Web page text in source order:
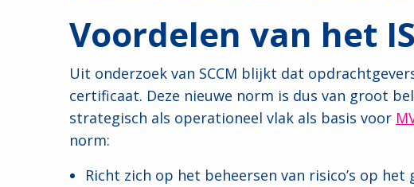
Voordelen van het
Uit onderzoek van SCCM blijkt dat
certificaat. Deze nieuwe norm is dus van groot
strategisch als operationeel vlak als basis voor
norm:
Richt zich op het beheersen van risico’s op